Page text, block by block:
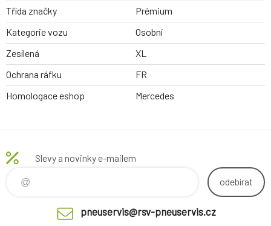
Třída značky
Prémium
Kategorie vozu
Osobní
Zesílená
XL
Ochrana ráfku
FR
Homologace eshop
Mercedes
Slevy a novinky e-mailem
odebírat
pneuservis@rsv-pneuservis.cz